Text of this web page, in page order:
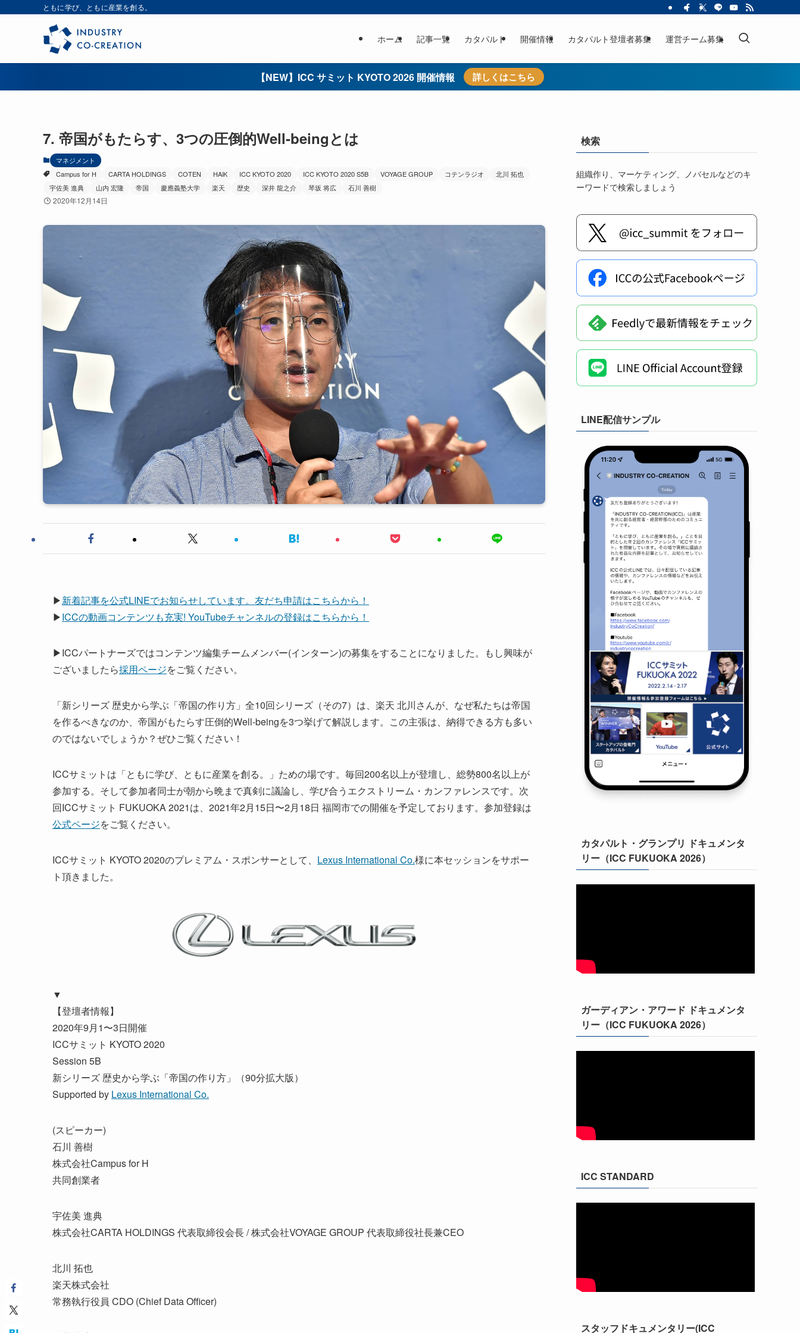
ともに学び、ともに産業を創る。
ホーム 記事一覧 カタパルト 開催情報 カタパルト登壇者募集 運営チーム募集
【NEW】ICC サミット KYOTO 2026 開催情報 詳しくはこちら
7. 帝国がもたらす、3つの圧倒的Well-beingとは
マネジメント
Campus for H
CARTA HOLDINGS COTEN HAiK ICC KYOTO 2020 ICC KYOTO 2020 S5B VOYAGE GROUP コテンラジオ
北川 拓也
宇佐美 進典
山内 宏隆 帝国 慶應義塾大学 楽天 歴史 深井 龍之介 琴坂 将広 石川 善樹
2020年12月14日
▶新着記事を公式LINEでお知らせしています。友だち申請はこちらから！
▶ICCの動画コンテンツも充実! YouTubeチャンネルの登録はこちらから！
▶ICCパートナーズではコンテンツ編集チームメンバー(インターン)の募集をすることになりました。もし興味が
ございましたら採用ページをご覧ください。
「新シリーズ 歴史から学ぶ「帝国の作り方」全10回シリーズ（その7）は、楽天 北川さんが、なぜ私たちは帝国
を作るべきなのか、帝国がもたらす圧倒的Well-beingを3つ挙げて解説します。この主張は、納得できる方も多い
のではないでしょうか？ぜひご覧ください！
ICCサミットは「ともに学び、ともに産業を創る。」ための場です。毎回200名以上が登壇し、総勢800名以上が
参加する。そして参加者同士が朝から晩まで真剣に議論し、学び合うエクストリーム・カンファレンスです。次
回ICCサミット FUKUOKA 2021は、2021年2月15日〜2月18日 福岡市での開催を予定しております。参加登録は
公式ページをご覧ください。
ICCサミット KYOTO 2020のプレミアム・スポンサーとして、 Lexus International Co.様に本セッションをサポー
ト頂きました。
▼
【登壇者情報】
2020年9月1〜3日開催
ICCサミット KYOTO 2020
Session 5B
新シリーズ 歴史から学ぶ「帝国の作り方」（90分拡大版）
Supported by Lexus International Co.
(スピーカー)
石川 善樹
株式会社Campus for H
共同創業者
宇佐美 進典
株式会社CARTA HOLDINGS 代表取締役会長 / 株式会社VOYAGE GROUP 代表取締役社長兼CEO
北川 拓也
楽天株式会社
常務執行役員 CDO (Chief Data Officer)
検索
組織作り、マーケティング、ノバセルなどのキ
ーワードで検索しましょう
LINE配信サンプル
カタパルト・グランプリ ドキュメンタ
リー（ICC FUKUOKA 2026）
ガーディアン・アワード ドキュメンタ
リー（ICC FUKUOKA 2026）
ICC STANDARD
スタッフドキュメンタリー(ICC